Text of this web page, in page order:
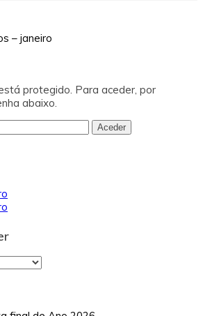
– janeiro
protegido. Para aceder, por
abaixo.